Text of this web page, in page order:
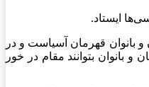
ایستاد.
آقایان و بانوان قهرمان آسیاست و در
و بانوان بتوانند مقام در خور